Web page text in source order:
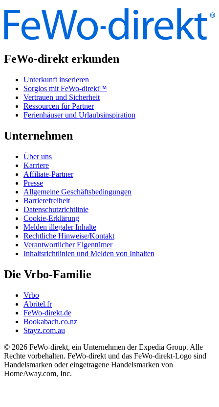
FeWo-direkt erkunden
Unterkunft inserieren
Sorglos mit FeWo-direkt™
Vertrauen und Sicherheit
Ressourcen für Partner
Ferienhäuser und Urlaubsinspiration
Unternehmen
Über uns
Karriere
Affiliate-Partner
Presse
Allgemeine Geschäftsbedingungen
Barrierefreiheit
Datenschutzrichtlinie
Cookie-Erklärung
Melden illegaler Inhalte
Rechtliche Hinweise/Kontakt
Verantwortlicher Eigentümer
Inhaltsrichtlinien und Melden von Inhalten
Die Vrbo-Familie
Vrbo
Abritel.fr
FeWo-direkt.de
Bookabach.co.nz
Stayz.com.au
© 2026 FeWo-direkt, ein Unternehmen der Expedia Group. Alle
Rechte vorbehalten. FeWo-direkt und das FeWo-direkt-Logo sind
Handelsmarken oder eingetragene Handelsmarken von
HomeAway.com, Inc.